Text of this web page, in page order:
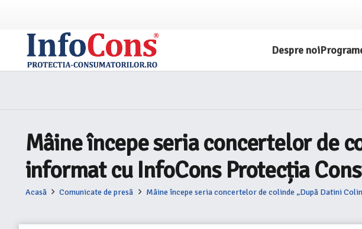
Despre noi
Mâine începe seria concertelor de
informat cu InfoCons Protecția
Acasă Comunicate de presă Mâine începe seria concertelor de colinde „După Datini